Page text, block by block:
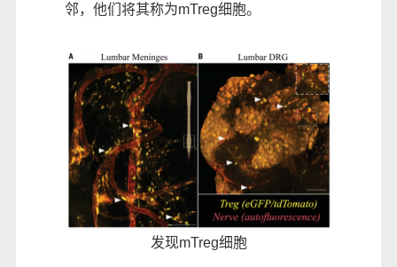
邻，他们将其称为mTreg细胞。
发现mTreg细胞